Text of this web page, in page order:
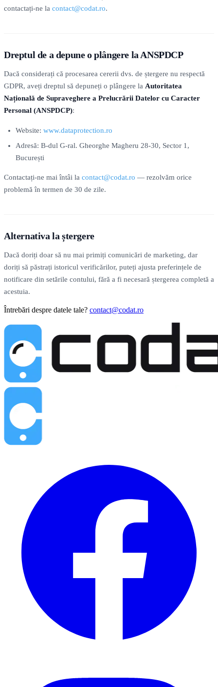
contactați-ne la contact@codat.ro.
Dreptul de a depune o plângere la ANSPDCP
Dacă considerați că procesarea cererii dvs. de ștergere nu respectă
GDPR, aveți dreptul să depuneți o plângere la Autoritatea
Națională de Supraveghere a Prelucrării Datelor cu Caracter
Personal (ANSPDCP):
Website: www.dataprotection.ro
Adresă: B-dul G-ral. Gheorghe Magheru 28-30, Sector 1,
București
Contactați-ne mai întâi la contact@codat.ro — rezolvăm orice
problemă în termen de 30 de zile.
Alternativa la ștergere
Dacă doriți doar să nu mai primiți comunicări de marketing, dar
doriți să păstrați istoricul verificărilor, puteți ajusta preferințele de
notificare din setările contului, fără a fi necesară ștergerea completă a
acestuia.
Întrebări despre datele tale? contact@codat.ro